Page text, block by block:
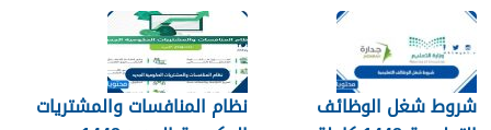
شروط شغل الوظائف
نظام المنافسات والمشتريات